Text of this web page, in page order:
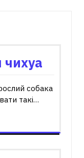
собака
такі…